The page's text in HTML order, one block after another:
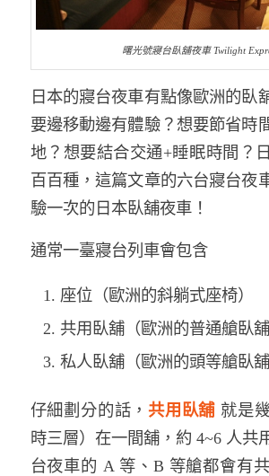
曙光號寢台臥舖夜車 Twilight
日本的寢台夜車有點像歐洲的臥
要邊移動邊有體驗？想要節省時
地？想要結合交通+睡眠時間？
百百種，這篇文章的六台寢台夜
驗一次的日本臥舖夜車！
通常一臺寢台列車會包含
座位（歐洲的斜躺式座椅）
共用臥舖（歐洲的普通艙臥舖
私人臥舖（歐洲的頭等艙臥舖
仔細劃分的話，共用臥舖 就是
時三層）在一間舖，約 4~6 人共
台夜車的 A 等、B 等艙都會有